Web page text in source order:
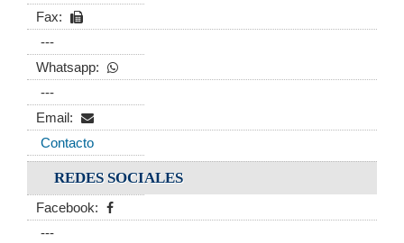
Fax:
---
Whatsapp:
---
Email:
Contacto
REDES SOCIALES
Facebook:
---